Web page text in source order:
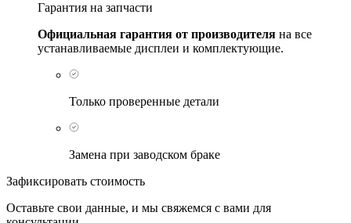
Гарантия на запчасти
Официальная гарантия от производителя на все
устанавливаемые дисплеи и комплектующие.
Только проверенные детали
Замена при заводском браке
Зафиксировать стоимость
Оставьте свои данные, и мы свяжемся с вами для